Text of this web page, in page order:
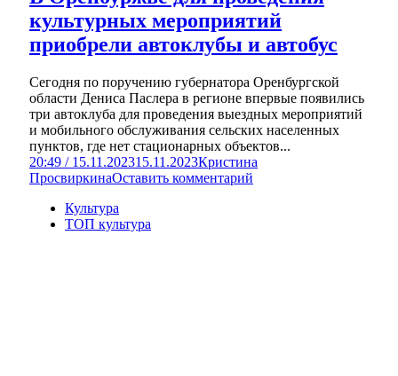
культурных мероприятий
приобрели автоклубы и автобус
Сегодня по поручению губернатора Оренбургской
области Дениса Паслера в регионе впервые появились
три автоклуба для проведения выездных мероприятий
и мобильного обслуживания сельских населенных
пунктов, где нет стационарных объектов...
20:49 / 15.11.202315.11.2023Кристина
ПросвиркинаОставить комментарий
Культура
ТОП культура